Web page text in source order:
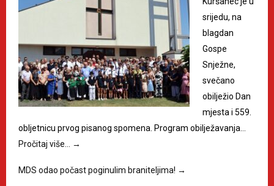
srijedu, na
blagdan
Gospe
Snježne,
svečano
obilježio Dan
mjesta i 559.
obljetnicu prvog pisanog spomena. Program obilježavanja…
Pročitaj više…
→
MDS odao počast poginulim braniteljima! →